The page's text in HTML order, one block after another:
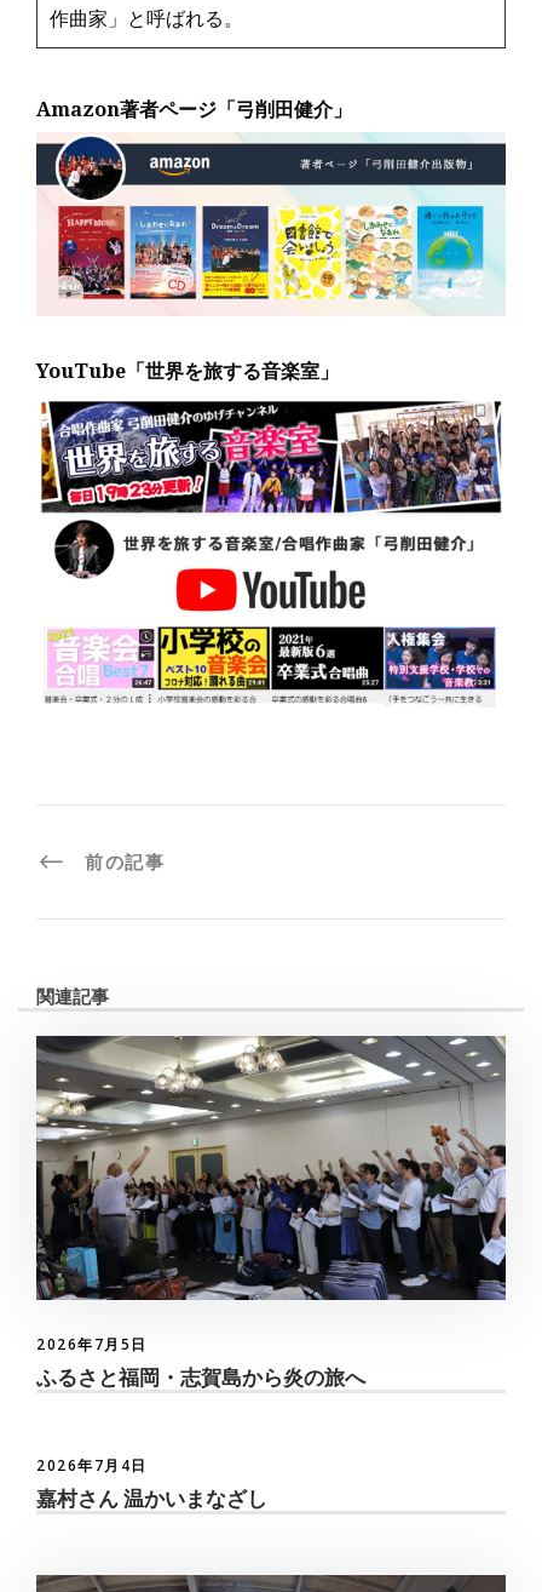
作曲家」と呼ばれる。
Amazon著者ページ「弓削田健介」
YouTube「世界を旅する音楽室」
前の記事
関連記事
2026年7月5日
ふるさと福岡・志賀島から炎の旅へ
2026年7月4日
嘉村さん 温かいまなざし